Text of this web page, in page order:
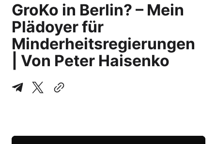
GroKo in Berlin? – Mein
Plädoyer für
Minderheitsregierungen
| Von Peter Haisenko